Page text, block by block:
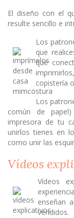
El diseño con el
resulte sencillo e
Los
que
que
copistería
Los
común de
impresora de tu
unirlos tienes en
como unir las
Vídeos
Vídeos
enseñan
vendidos.